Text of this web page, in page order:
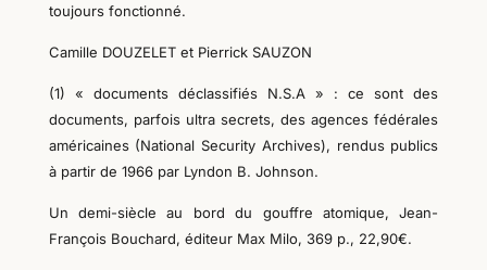
toujours fonctionné.
Camille DOUZELET et Pierrick SAUZON
(1) « documents déclassifiés N.S.A » : ce sont des
documents, parfois ultra secrets, des agences fédérales
américaines (National Security Archives), rendus publics
à partir de 1966 par Lyndon B. Johnson.
Un demi-siècle au bord du gouffre atomique, Jean-
François Bouchard, éditeur Max Milo, 369 p., 22,90€.